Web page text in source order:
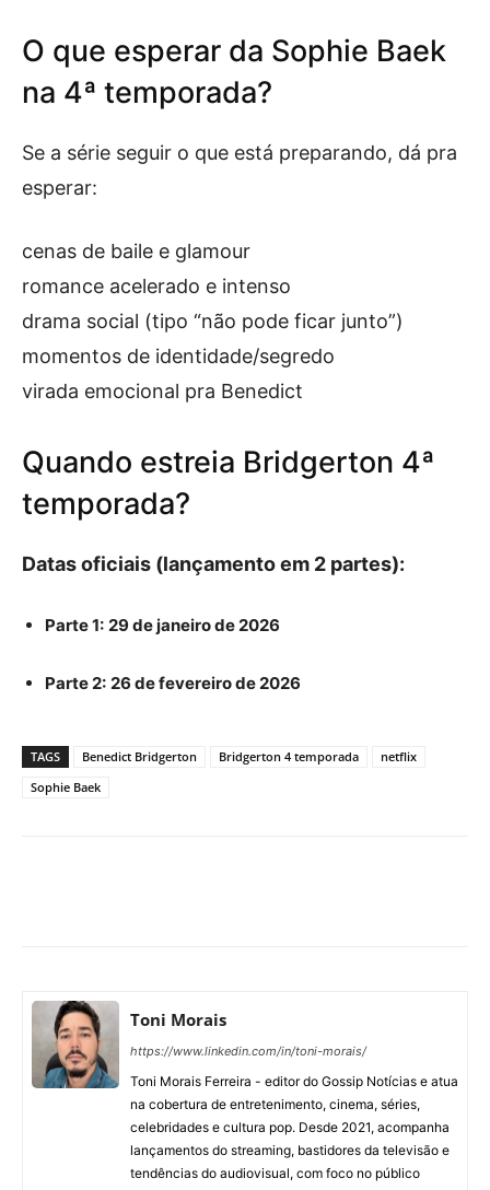
O que esperar da Sophie Baek
na 4ª temporada?
Se a série seguir o que está preparando, dá pra
esperar:
cenas de baile e glamour
romance acelerado e intenso
drama social (tipo “não pode ficar junto”)
momentos de identidade/segredo
virada emocional pra Benedict
Quando estreia Bridgerton 4ª
temporada?
Datas oficiais (lançamento em 2 partes):
Parte 1: 29 de janeiro de 2026
Parte 2: 26 de fevereiro de 2026
TAGS Benedict Bridgerton Bridgerton 4 temporada
netflix
Sophie Baek
Toni Morais
https://www.linkedin.com/in/toni-morais/
Toni Morais Ferreira - editor do Gossip Notícias e atua
na cobertura de entretenimento, cinema, séries,
celebridades e cultura pop. Desde 2021, acompanha
lançamentos do streaming, bastidores da televisão e
tendências do audiovisual, com foco no público